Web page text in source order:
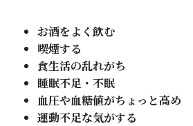
お酒をよく飲む
喫煙する
食生活の乱れがち
睡眠不足・不眠
血圧や血糖値がちょっと高め
運動不足な気がする